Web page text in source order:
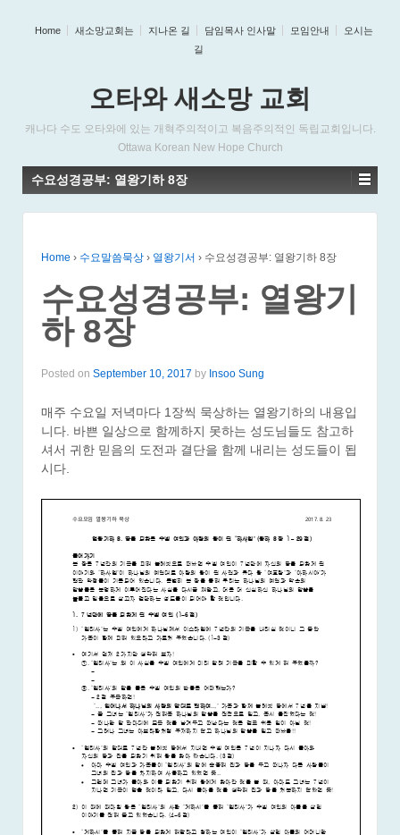
Home 새소망교회는 지나온 길 담임목사 인사말 모임안내
오시는
길
오타와 새소망 교회
캐나다 수도 오타와에 있는 개혁주의적이고 복음주의적인 독립교회입니다.
Ottawa Korean New Hope Church
수요성경공부: 열왕기하 8장
Home › 수요말씀묵상 › 열왕기서 › 수요성경공부: 열왕기하 8장
수요성경공부: 열왕기
하 8장
Posted on September 10, 2017 by Insoo Sung
매주 수요일 저녁마다 1장씩 묵상하는 열왕기하의 내용입
니다. 바쁜 일상으로 함께하지 못하는 성도님들도 참고하
셔서 귀한 믿음의 도전과 결단을 함께 내리는 성도들이 됩
시다.